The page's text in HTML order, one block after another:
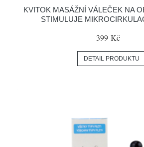
KVITOK MASÁŽNÍ VÁLEČEK NA
STIMULUJE
399 Kč
DETAIL PRODUKTU